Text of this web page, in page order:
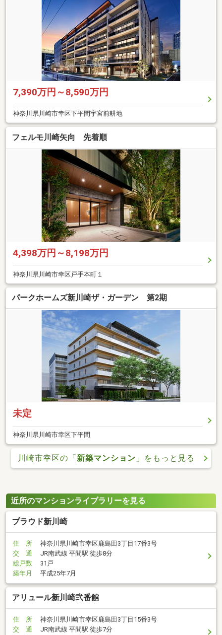
7,390万円～8,590万円
神奈川県川崎市幸区下平間宇宮前耕地
フェルモ川崎矢向 先着順
4,398万円～8,198万円
神奈川県川崎市幸区戸手本町１
パークホームズ新川崎ザ・ガーデン 第2期
未定
神奈川県川崎市幸区下平間
川崎市幸区の「新築マンション 」をもっと見る
近所のマンションライブラリーを見る
プラウド新川崎
住 所
神奈川県川崎市幸区鹿島田3丁目17番3号
交 通
JR南武線 平間駅 徒歩8分
総戸数
31戸
築年月
平成25年7月
アリュール新川崎弐番館
住 所
神奈川県川崎市幸区鹿島田3丁目15番3号
交 通
JR南武線 平間駅 徒歩7分